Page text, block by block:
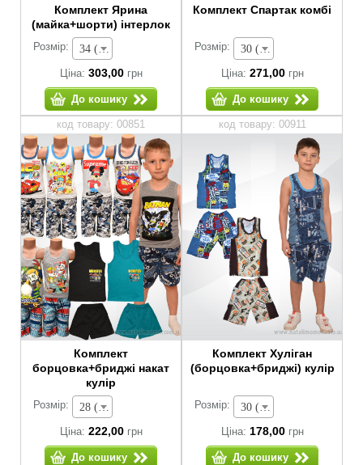
Комплект Ярина
(майка+шорти) інтерлок
Розмір:
34 (зріст 122-128 см) - 303,00 грн
Ціна: 303,00грн
До кошику
Комплект Спартак комбі
Розмір:
30 (зріст 104-110 см) - 271,00 грн
Ціна: 271,00грн
До кошику
код товару: 00851
Комплект
борцовка+бриджі накат
кулір
Розмір:
28 (зріст 92-98 см) - 222,00 грн
Ціна: 222,00грн
До кошику
код товару: 00911
Комплект Хуліган
(борцовка+бриджі) кулір
Розмір:
30 (зріст 104-110 см) - 178,00 грн
Ціна: 178,00грн
До кошику